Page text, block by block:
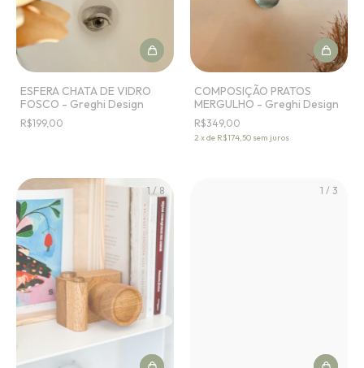
ESFERA CHATA DE VIDRO
FOSCO - Greghi Design
R$199,00
COMPOSIÇÃO PRATOS
MERGULHO - Greghi Design
R$349,00
2 xde R$174,50 sem juros
1 / 8 1 / 3